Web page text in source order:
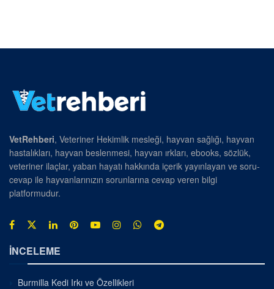
VetRehberi, Veteriner Hekimlik mesleği, hayvan sağlığı, hayvan
hastalıkları, hayvan beslenmesi, hayvan ırkları, ebooks, sözlük,
veteriner ilaçlar, yaban hayatı hakkında içerik yayınlayan ve soru-
cevap ile hayvanlarınızın sorunlarına cevap veren bilgi
platformudur.
İNCELEME
Burmilla Kedi Irkı ve Özellikleri